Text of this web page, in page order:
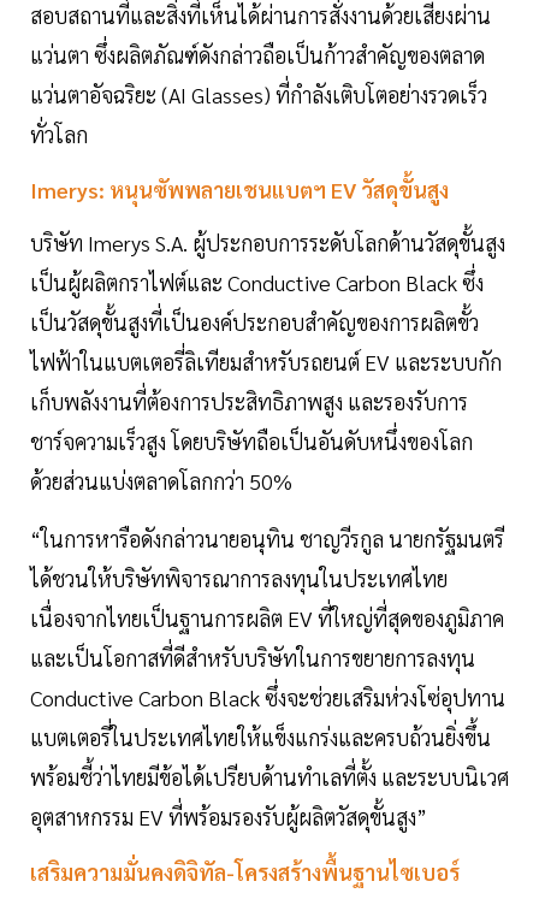
สอบสถานที่และสิ่งที่เห็นได้ผ่านการสั่งงานด้วยเสียงผ่าน
แว่นตา ซึ่งผลิตภัณฑ์ดังกล่าวถือเป็นก้าวสำคัญของตลาด
แว่นตาอัจฉริยะ (AI Glasses) ที่กำลังเติบโตอย่างรวดเร็ว
ทั่วโลก
Imerys: หนุนซัพพลายเชนแบตฯ EV วัสดุขั้นสูง
บริษัท Imerys S.A. ผู้ประกอบการระดับโลกด้านวัสดุขั้นสูง
เป็นผู้ผลิตกราไฟต์และ Conductive Carbon Black ซึ่ง
เป็นวัสดุขั้นสูงที่เป็นองค์ประกอบสำคัญของการผลิตขั้ว
ไฟฟ้าในแบตเตอรี่ลิเทียมสำหรับรถยนต์ EV และระบบกัก
เก็บพลังงานที่ต้องการประสิทธิภาพสูง และรองรับการ
ชาร์จความเร็วสูง โดยบริษัทถือเป็นอันดับหนึ่งของโลก
ด้วยส่วนแบ่งตลาดโลกกว่า 50%
“ในการหารือดังกล่าวนายอนุทิน ชาญวีรกูล นายกรัฐมนตรี
ได้ชวนให้บริษัทพิจารณาการลงทุนในประเทศไทย
เนื่องจากไทยเป็นฐานการผลิต EV ที่ใหญ่ที่สุดของภูมิภาค
และเป็นโอกาสที่ดีสำหรับบริษัทในการขยายการลงทุน
Conductive Carbon Black ซึ่งจะช่วยเสริมห่วงโซ่อุปทาน
แบตเตอรี่ในประเทศไทยให้แข็งแกร่งและครบถ้วนยิ่งขึ้น
พร้อมชี้ว่าไทยมีข้อได้เปรียบด้านทำเลที่ตั้ง และระบบนิเวศ
อุตสาหกรรม EV ที่พร้อมรองรับผู้ผลิตวัสดุขั้นสูง”
เสริมความมั่นคงดิจิทัล-โครงสร้างพื้นฐานไซเบอร์